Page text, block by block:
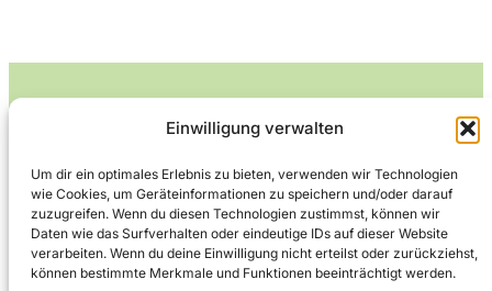
Einwilligung verwalten
Um dir ein optimales Erlebnis zu bieten, verwenden wir Technologien
wie Cookies, um Geräteinformationen zu speichern und/oder darauf
zuzugreifen. Wenn du diesen Technologien zustimmst, können wir
Daten wie das Surfverhalten oder eindeutige IDs auf dieser Website
verarbeiten. Wenn du deine Einwilligung nicht erteilst oder zurückziehst,
können bestimmte Merkmale und Funktionen beeinträchtigt werden.
Leckerlife
Lecker essen – gesund leben.